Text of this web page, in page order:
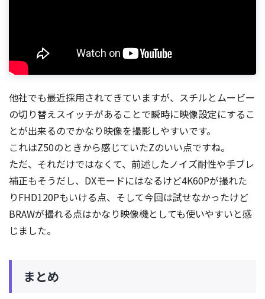
他社でも最近採用されてきていますが、スチルとムービー
の切り替えスイッチがあることで瞬時に映像設定にするこ
とが出来るのでかなり映像を撮影しやすいです。
これはZ50のときから感じていたZのいい点ですね。
ただ、それだけではなくて、前述したノイズ耐性や手ブレ
補正もそうだし、DXモードにはなるけど4K60Pが撮れた
りFHD120Pもいける点、そして今回は試せなかったけど
BRAWが撮れる点はかなり映像機としても使いやすいと感
じました。
まとめ